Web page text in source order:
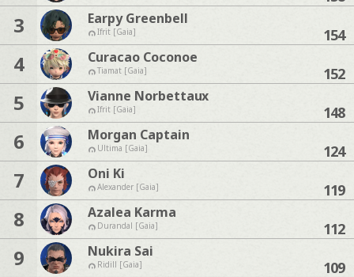
3 Earpy Greenbell
Ifrit [Gaia] 154
4 Curacao Coconoe
Tiamat [Gaia] 152
5 Vianne Norbettaux
Ifrit [Gaia] 148
6 Morgan Captain
Ultima [Gaia] 124
7 Oni Ki
Alexander [Gaia] 119
8 Azalea Karma
Durandal [Gaia] 112
9 Nukira Sai
Ridill [Gaia] 109